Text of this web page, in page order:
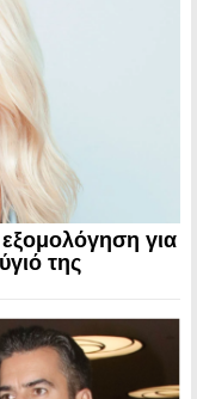
για
της